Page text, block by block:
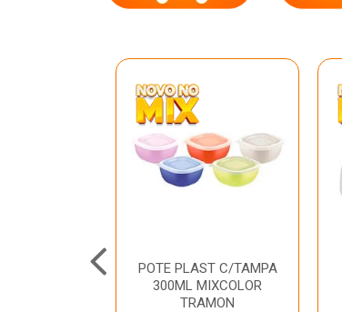
POTE PLAST C/TAMPA
300ML MIXCOLOR
TRAMON